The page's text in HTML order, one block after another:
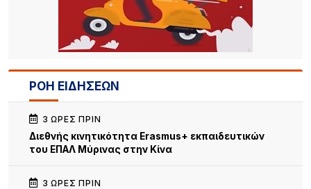
ΡΟΗ ΕΙΔΗΣΕΩΝ
3 ΏΡΕΣ ΠΡΙΝ
Διεθνής κινητικότητα Erasmus+ εκπαιδευτικών
του ΕΠΑΛ Μύρινας στην Κίνα
3 ΏΡΕΣ ΠΡΙΝ